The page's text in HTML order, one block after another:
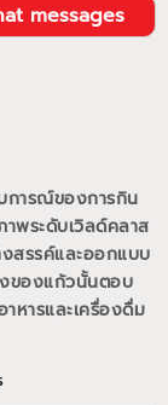
messages
การณ์ของการกิน
พระดับเวิลด์คลาส
สรรค์และออกแบบ
งของแก้วนั้นตอบ
หารและเครื่องดื่ม